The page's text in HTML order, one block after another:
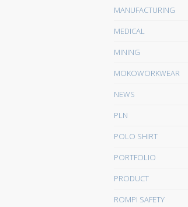
MANUFACTURING
MEDICAL
MINING
MOKOWORKWEAR
NEWS
PLN
POLO SHIRT
PORTFOLIO
PRODUCT
ROMPI SAFETY